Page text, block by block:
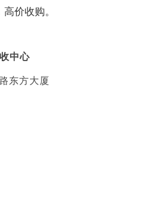
价收购。
中心
东方大厦